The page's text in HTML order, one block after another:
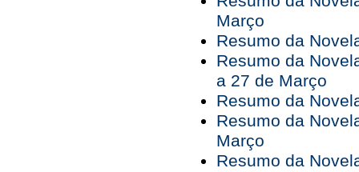
Março
Resumo da
Resumo da
a 27 de Março
Resumo da
Resumo da
Março
Resumo da